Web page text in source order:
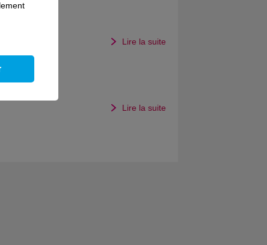
Lire la suite
Lire la suite